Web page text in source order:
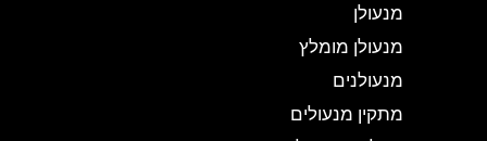
מנעולן
מנעולן מומלץ
מנעולנים
מתקין מנעולים